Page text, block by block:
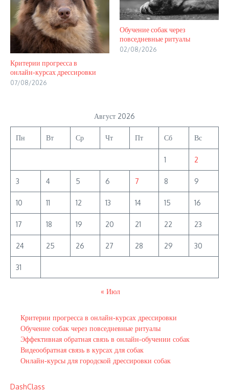
Критерии прогресса в
онлайн‑курсах дрессировки
07/08/2026
Обучение собак через
повседневные ритуалы
02/08/2026
Август 2026
Пн Вт Ср Чт Пт Сб Вс
1 2
3 4 5 6 7 8 9
10 11 12 13 14 15 16
17 18 19 20 21 22 23
24 25 26 27 28 29 30
31
« Июл
Критерии прогресса в онлайн‑курсах дрессировки
Обучение собак через повседневные ритуалы
Эффективная обратная связь в онлайн‑обучении собак
Видеообратная связь в курсах для собак
Онлайн‑курсы для городской дрессировки собак
DashClass